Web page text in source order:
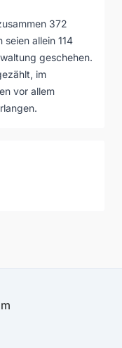
372
allein 114
geschehen.
im
vor allem